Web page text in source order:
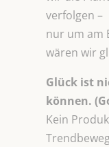
verfolgen –
nur um am
wären wir
Glück ist
können.
Kein